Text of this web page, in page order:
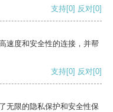
支持[0] 反对[0]
速度和安全性的连接，并帮
支持[0] 反对[0]
无限的隐私保护和安全性保